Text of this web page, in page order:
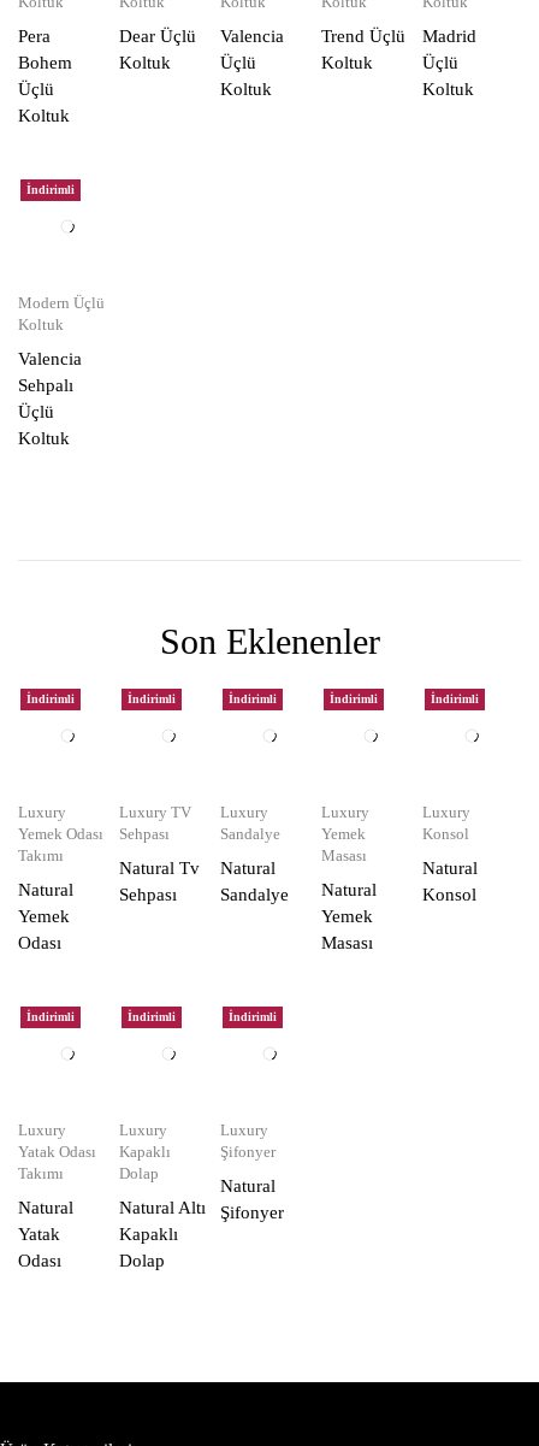
Pera
Bohem
Üçlü
Koltuk
Dear Üçlü
Koltuk
Valencia
Üçlü
Koltuk
Trend Üçlü
Koltuk
Madrid
Üçlü
Koltuk
İndirimli
Modern Üçlü
Koltuk
Valencia
Sehpalı
Üçlü
Koltuk
Son Eklenenler
İndirimli
Luxury
Yemek Odası
Takımı
Natural
Yemek
Odası
İndirimli
Luxury TV
Sehpası
Natural Tv
Sehpası
İndirimli
Luxury
Sandalye
Natural
Sandalye
İndirimli
Luxury
Yemek
Masası
Natural
Yemek
Masası
İndirimli
Luxury
Konsol
Natural
Konsol
İndirimli
Luxury
Yatak Odası
Takımı
Natural
Yatak
Odası
İndirimli
Luxury
Kapaklı
Dolap
Natural Altı
Kapaklı
Dolap
İndirimli
Luxury
Şifonyer
Natural
Şifonyer